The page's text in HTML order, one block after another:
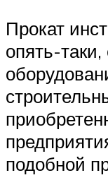
Прокат
опять-
подобной